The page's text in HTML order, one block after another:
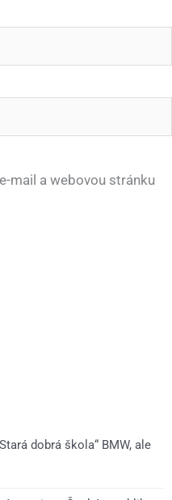
mail a webovou stránku
dobrá škola“ BMW, ale